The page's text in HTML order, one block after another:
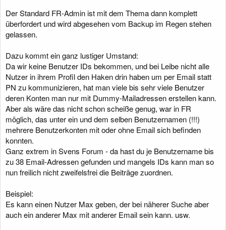
Der Standard FR-Admin ist mit dem Thema dann komplett
überfordert und wird abgesehen vom Backup im Regen stehen
gelassen.
Dazu kommt ein ganz lustiger Umstand:
Da wir keine Benutzer IDs bekommen, und bei Leibe nicht alle
Nutzer in ihrem Profil den Haken drin haben um per Email statt
PN zu kommunizieren, hat man viele bis sehr viele Benutzer
deren Konten man nur mit Dummy-Mailadressen erstellen kann.
Aber als wäre das nicht schon scheiße genug, war in FR
möglich, das unter ein und dem selben Benutzernamen (!!!)
mehrere Benutzerkonten mit oder ohne Email sich befinden
konnten.
Ganz extrem in Svens Forum - da hast du je Benutzername bis
zu 38 Email-Adressen gefunden und mangels IDs kann man so
nun freilich nicht zweifelsfrei die Beiträge zuordnen.
Beispiel:
Es kann einen Nutzer Max geben, der bei näherer Suche aber
auch ein anderer Max mit anderer Email sein kann. usw.